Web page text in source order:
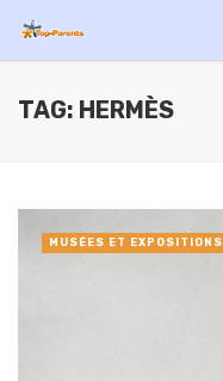
TAG: HERMÈS
MUSÉES ET EXPOSITIONS